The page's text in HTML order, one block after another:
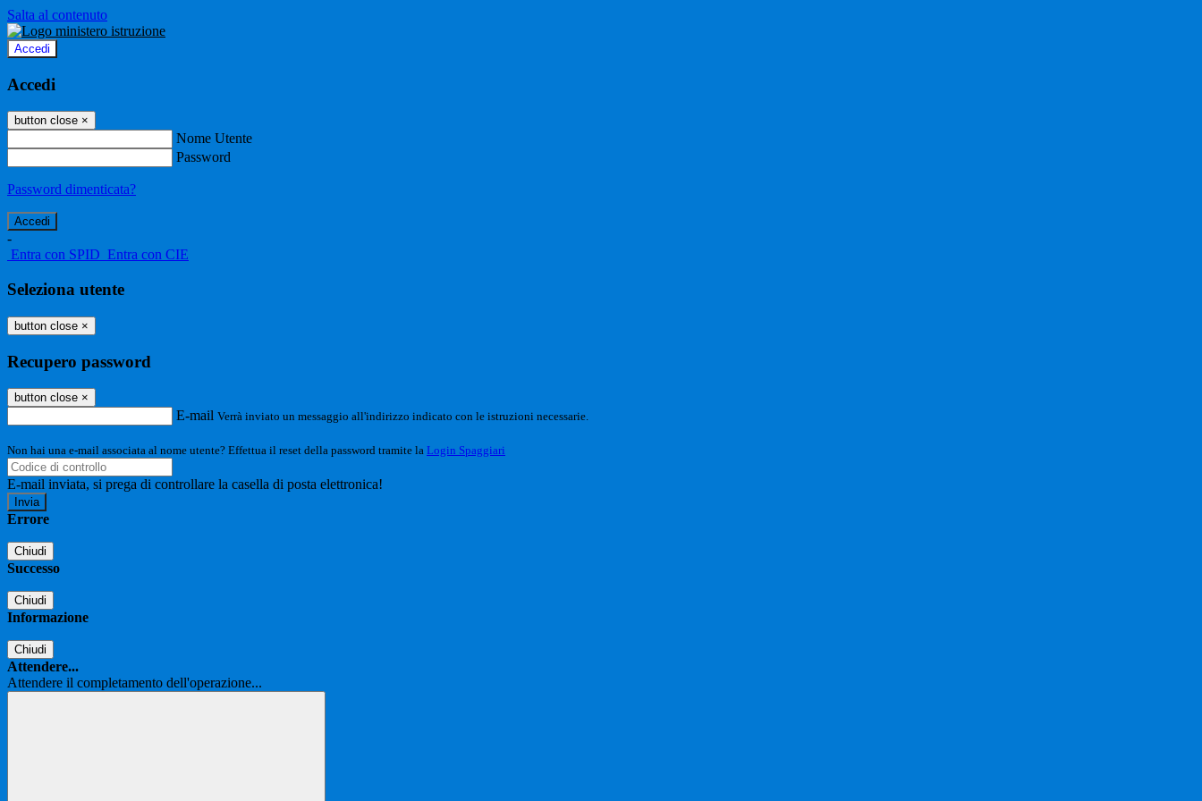
Salta al contenuto
Accedi
Accedi
button close ×
Nome Utente
Password
Password dimenticata?
-
Entra con SPID Entra con CIE
Seleziona utente
button close ×
Recupero password
button close ×
E-mail Verrà inviato un messaggio all'indirizzo indicato con le istruzioni necessarie.
Non hai una e-mail associata al nome utente? Effettua il reset della password tramite la Login Spaggiari
E-mail inviata, si prega di controllare la casella di posta elettronica!
Errore
Chiudi
Successo
Chiudi
Informazione
Chiudi
Attendere...
Attendere il completamento dell'operazione...